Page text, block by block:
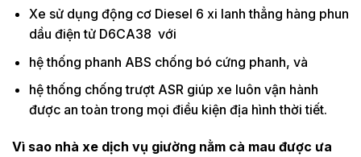
Xe sử dụng động cơ Diesel 6 xi lanh thẳng hàng phun
dầu điện tử D6CA38 với
hệ thống phanh ABS chống bó cứng phanh, và
hệ thống chống trượt ASR giúp xe luôn vận hành
được an toàn trong mọi điều kiện địa hình thời tiết.
Vì sao nhà xe dịch vụ giường nằm cà mau được ưa